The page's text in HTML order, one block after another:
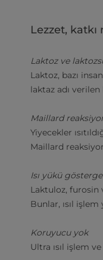
Lezzet,
Laktoz ve
Laktoz, bazı
laktaz adı
Maillard
Yiyecekler
Maillard
Isı yükü
Laktuloz, furosin
Bunlar, ısıl
Koruyucu yok
Ultra ısıl işlem